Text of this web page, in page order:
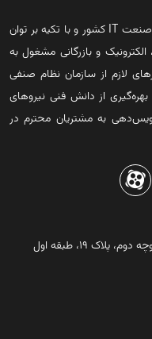
شرکت ستاک فناوری ویرا در راستای گسترش صنعت IT کشور و با تکیه بر توان
و بازرگانی مشغول به
لازم از سازمان نظام صنفی
بهره‌گیری از دانش فنی نیروهای
به مشتریان محترم در
۱۹، طبقه اول